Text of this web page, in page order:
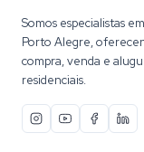
Somos especialistas
Porto Alegre,
compra, venda e
residenciais.